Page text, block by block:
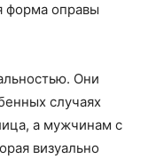
форма оправы
Они
случаях
а мужчинам с
визуально